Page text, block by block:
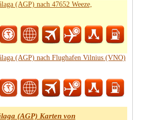
(AGP) nach 47652 Weeze,
(AGP) nach Flughafen Vilnius (VNO)
(AGP) Karten von